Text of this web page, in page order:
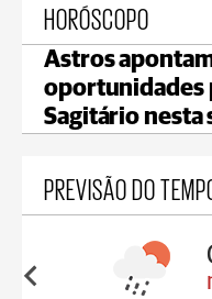
HORÓSCOPO
Astros
oportunidades
Sagitário nesta
PREVISÃO DO
18°C